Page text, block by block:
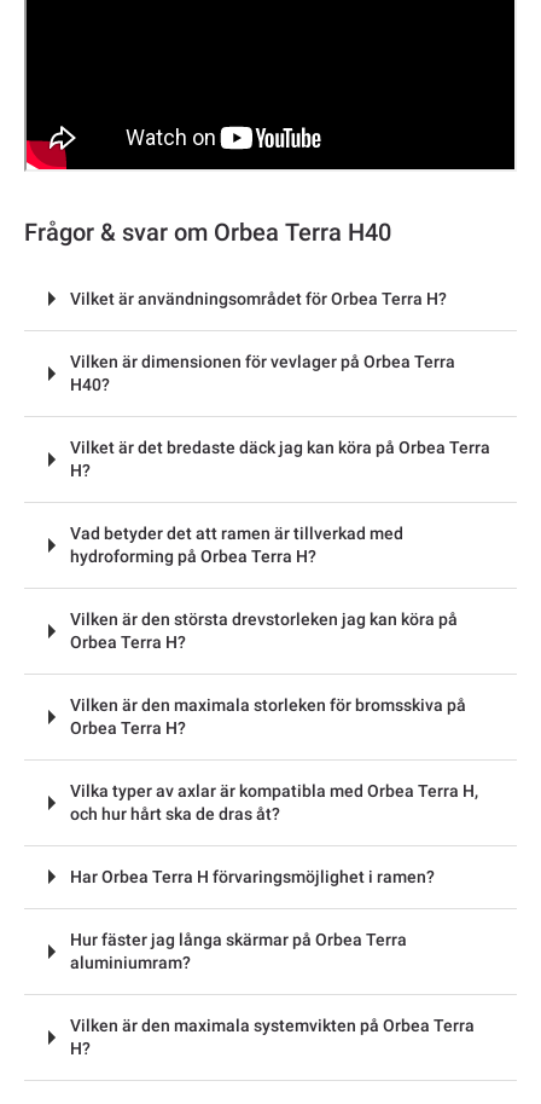
Frågor & svar om Orbea Terra H40
Vilket är användningsområdet för Orbea Terra H?
Vilken är dimensionen för vevlager på Orbea Terra
H40?
Vilket är det bredaste däck jag kan köra på Orbea Terra
H?
Vad betyder det att ramen är tillverkad med
hydroforming på Orbea Terra H?
Vilken är den största drevstorleken jag kan köra på
Orbea Terra H?
Vilken är den maximala storleken för bromsskiva på
Orbea Terra H?
Vilka typer av axlar är kompatibla med Orbea Terra H,
och hur hårt ska de dras åt?
Har Orbea Terra H förvaringsmöjlighet i ramen?
Hur fäster jag långa skärmar på Orbea Terra
aluminiumram?
Vilken är den maximala systemvikten på Orbea Terra
H?